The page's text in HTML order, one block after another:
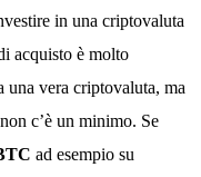
in una criptovaluta
acquisto è molto
una vera criptovaluta, ma
c’è un minimo. Se
ad esempio su